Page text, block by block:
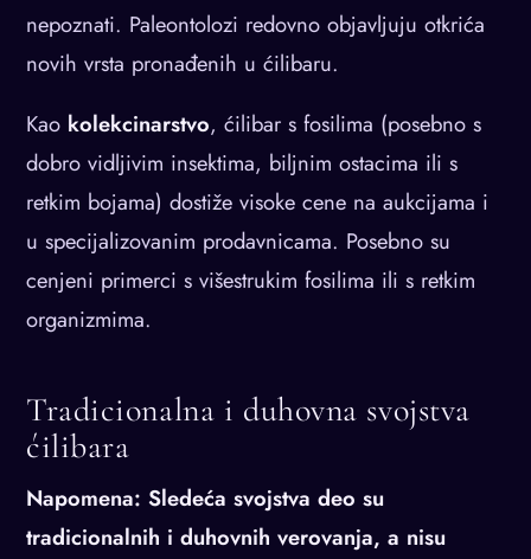
nepoznati. Paleontolozi redovno objavljuju otkrića
novih vrsta pronađenih u ćilibaru.
Kao kolekcinarstvo, ćilibar s fosilima (posebno s
dobro vidljivim insektima, biljnim ostacima ili s
retkim bojama) dostiže visoke cene na aukcijama i
u specijalizovanim prodavnicama. Posebno su
cenjeni primerci s višestrukim fosilima ili s retkim
organizmima.
Tradicionalna i duhovna svojstva
ćilibara
Napomena: Sledeća svojstva deo su
tradicionalnih i duhovnih verovanja, a nisu